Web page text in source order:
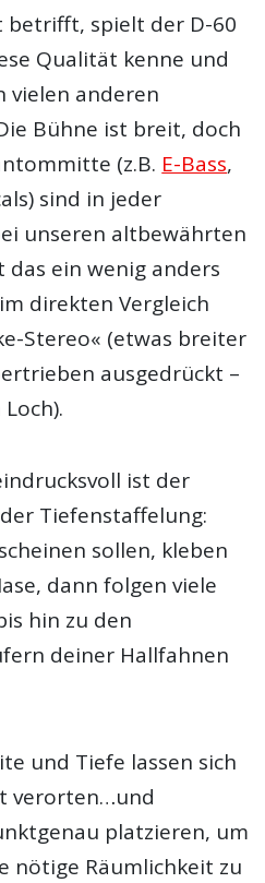
betrifft, spielt der D-60
Qualität kenne und
vielen anderen
Bühne ist breit, doch
(z.B. E-Bass,
sind in jeder
unseren altbewährten
das ein wenig anders
direkten Vergleich
Stereo« (etwas breiter
ausgedrückt –
ist der
Tiefenstaffelung:
sollen, kleben
dann folgen viele
hin zu den
deiner Hallfahnen
und Tiefe lassen sich
verorten…und
platzieren, um
nötige Räumlichkeit zu